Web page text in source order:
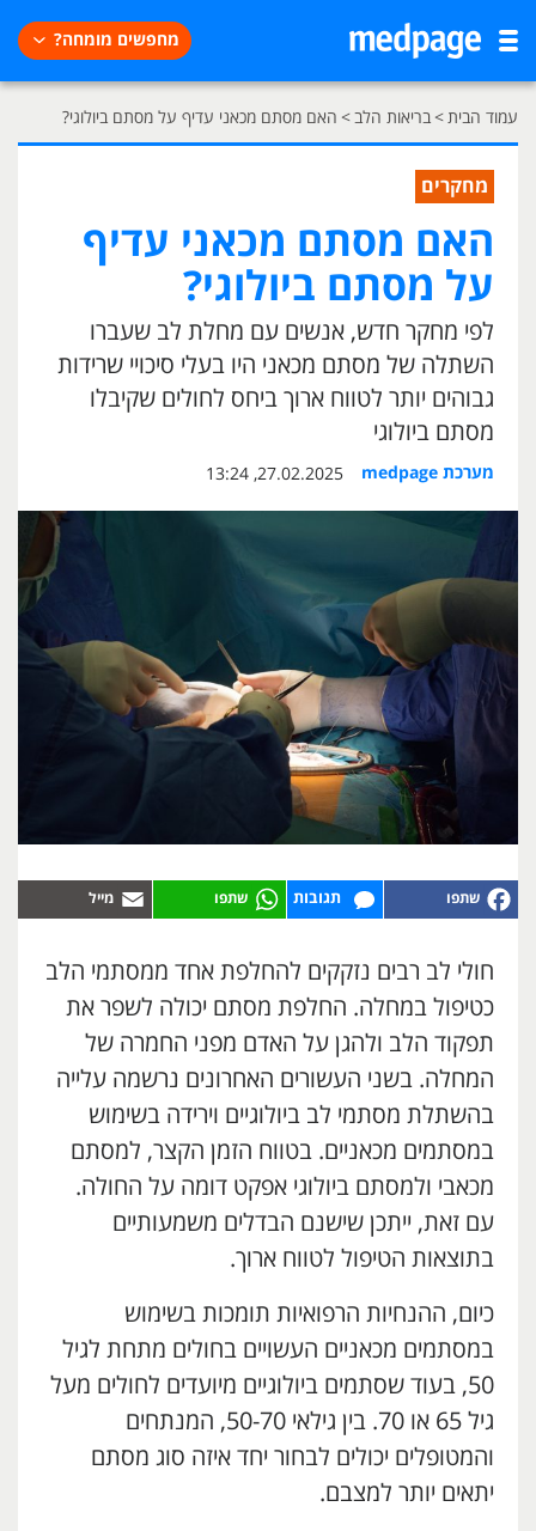
מחפשים מומחה?
עמוד הבית>בריאות הלב> האם מסתם מכאני עדיף על מסתם ביולוגי?
מחקרים
האם מסתם מכאני עדיף
על מסתם ביולוגי?
לפי מחקר חדש, אנשים עם מחלת לב שעברו
השתלה של מסתם מכאני היו בעלי סיכויי שרידות
גבוהים יותר לטווח ארוך ביחס לחולים שקיבלו
מסתם ביולוגי
מערכת medpage 27.02.2025, 13:24
תגובות
חולי לב רבים נזקקים להחלפת אחד ממסתמי הלב
כטיפול במחלה. החלפת מסתם יכולה לשפר את
תפקוד הלב ולהגן על האדם מפני החמרה של
המחלה. בשני העשורים האחרונים נרשמה עלייה
בהשתלת מסתמי לב ביולוגיים וירידה בשימוש
במסתמים מכאניים. בטווח הזמן הקצר, למסתם
מכאבי ולמסתם ביולוגי אפקט דומה על החולה.
עם זאת, ייתכן שישנם הבדלים משמעותיים
בתוצאות הטיפול לטווח ארוך.
כיום, ההנחיות הרפואיות תומכות בשימוש
במסתמים מכאניים העשויים בחולים מתחת לגיל
50, בעוד שסתמים ביולוגיים מיועדים לחולים מעל
גיל 65 או 70. בין גילאי 50-70, המנתחים
והמטופלים יכולים לבחור יחד איזה סוג מסתם
יתאים יותר למצבם.